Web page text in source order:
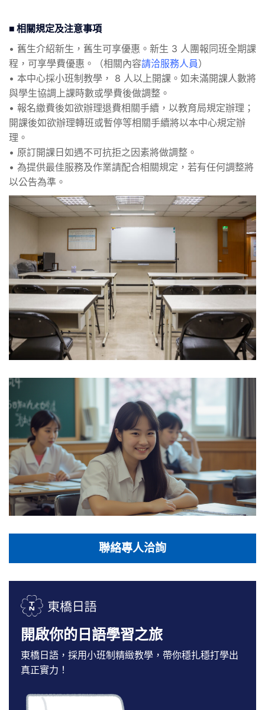
■ 相關規定及注意事項
• 舊生介紹新生，舊生可享優惠。新生 3 人團報同班全期課
程，可享學費優惠。（相關內容請洽服務人員）
• 本中心採小班制教學， 8 人以上開課。如未滿開課人數將
與學生協調上課時數或學費後做調整。
• 報名繳費後如欲辦理退費相關手續，以教育局規定辦理；
開課後如欲辦理轉班或暫停等相關手續將以本中心規定辦
理。
• 原訂開課日如遇不可抗拒之因素將做調整。
• 為提供最佳服務及作業請配合相關規定，若有任何調整將
以公告為準。
聯絡專人洽詢
開啟你的日語學習之旅
東橋日語，採用小班制精緻教學，帶你穩扎穩打學出
真正實力！